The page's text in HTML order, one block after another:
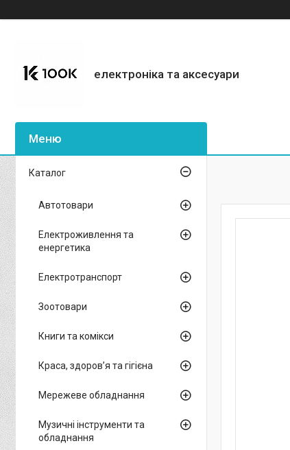
електроніка та аксесуари
Каталог
Автотовари
Електроживлення та
енергетика
Електротранспорт
Зоотовари
Книги та комікси
Краса, здоров’я та гігієна
Мережеве обладнання
Музичні інструменти та
обладнання